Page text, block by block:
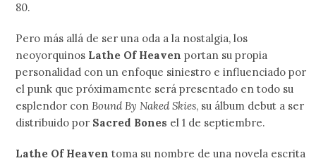
80.
Pero más allá de ser una oda a la nostalgia, los
neoyorquinos Lathe Of Heavenportan su propia
personalidad con un enfoque siniestro e influenciado por
el punk que próximamente será presentado en todo su
esplendor conBound By Naked Skies, su álbum debut a ser
distribuido por Sacred Bones el 1 de septiembre.
Lathe Of Heaventoma su nombre de una novela escrita